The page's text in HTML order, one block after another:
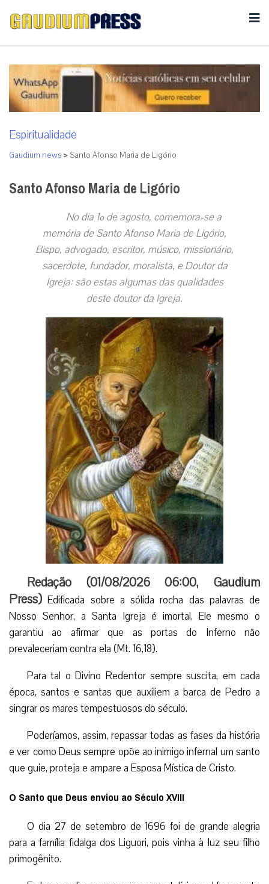
Espiritualidade
Gaudium news >Santo Afonso Maria de Ligório
Santo Afonso Maria de Ligório
No dia 1º de agosto, comemora-se a
memória de Santo Afonso Maria de Ligório,
Bispo, advogado, escritor, músico, missionário,
sacerdote, fundador, moralista, e Doutor da
Igreja: são estas algumas das qualidades
deste doutor da Igreja.
Redação (01/08/2026 06:00,Gaudium
Press) Edificada sobre a sólida rocha das palavras de
Nosso Senhor, a Santa Igreja é imortal. Ele mesmo o
garantiu ao afirmar que as portas do Inferno não
prevaleceriam contra ela (Mt. 16,18).
Para tal o Divino Redentor sempre suscita, em cada
época, santos e santas que auxiliem a barca de Pedro a
singrar os mares tempestuosos do século.
Poderíamos, assim, repassar todas as fases da história
e ver como Deus sempre opõe ao inimigo infernal um santo
que guie, proteja e ampare a Esposa Mística de Cristo.
O Santo que Deus enviou ao Século XVIII
O dia 27 de setembro de 1696 foi de grande alegria
para a família fidalga dos Liguori, pois vinha à luz seu filho
primogênito.